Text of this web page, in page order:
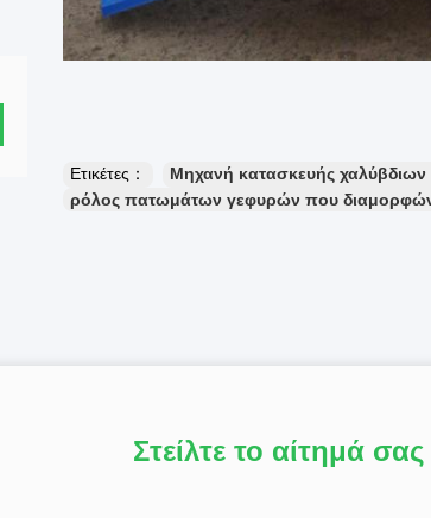
Ετικέτες： Μηχανή κατασκευής
ρόλος πατωμάτων γεφυρών που
Στείλτε το αίτημά